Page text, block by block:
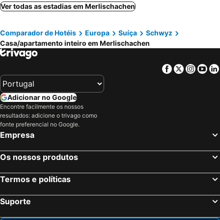
Hotel Pilatus-Kulm
Family M Apartments 6
Ver todas as estadias em Merlischachen
Comparador de Hotéis Europa Suíça
Schwyz
Casa/apartamento inteiro em Merlischachen
Facebook
Twitter
Adicionar no Google
Encontre facilmente os nossos
resultados: adicione o trivago como
fonte preferencial no Google.
Empresa
Os nossos produtos
Termos e políticas
Suporte